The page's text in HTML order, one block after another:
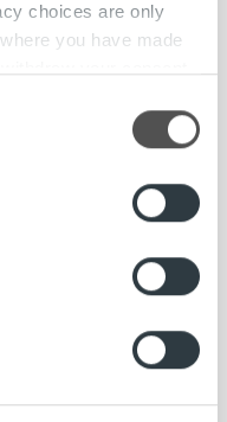
choices are only
you have made
data is processed
and ads, to
to analyse our traffic.
partners who
from your use